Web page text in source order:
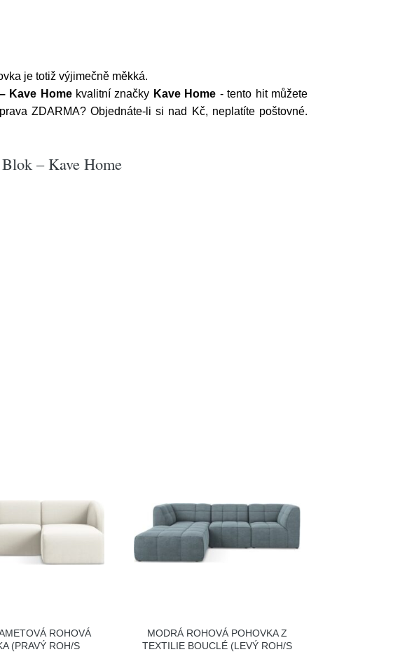
je totiž výjimečně měkká.
Kave Homekvalitní značky Kave Home - tento hit můžete
ZDARMA? Objednáte-li si nad Kč, neplatíte poštovné.
– Kave Home
ROHOVÁ
(PRAVÝ ROH/S
MODRÁ ROHOVÁ POHOVKA Z
TEXTILIE BOUCLÉ (LEVÝ ROH/S